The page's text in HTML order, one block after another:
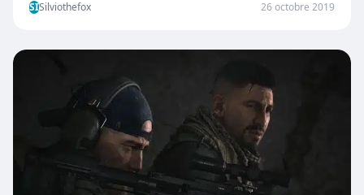
SISilviothefox 26 octobre 2019